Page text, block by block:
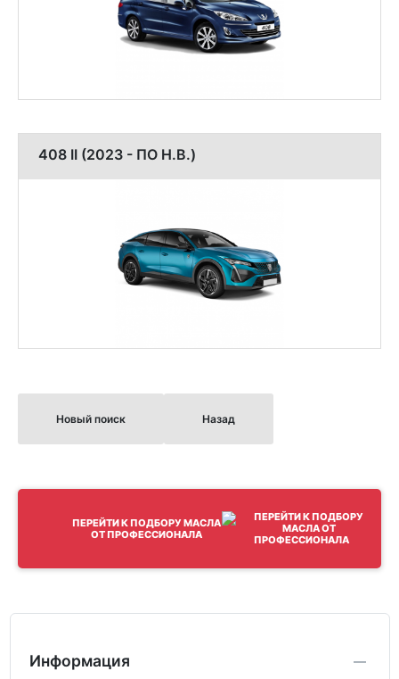
408 II (2023 - ПО Н.В.)
Новый поиск Назад
ПЕРЕЙТИ К ПОДБОРУ МАСЛА
ОТ ПРОФЕССИОНАЛА
Информация